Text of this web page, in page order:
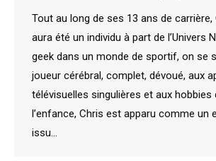
Tout au long de ses 13 ans de carrière,
aura été un individu à part de l’Univers
geek dans un monde de sportif, on se
joueur cérébral, complet, dévoué, aux
télévisuelles singulières et aux hobbies
l’enfance, Chris est apparu comme un
issu…